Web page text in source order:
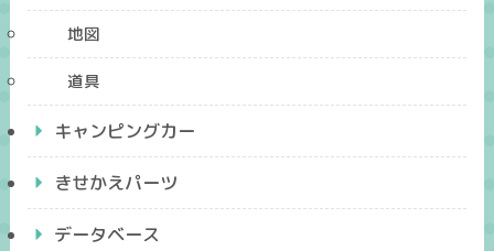
地図
道具
キャンピングカー
きせかえパーツ
データベース